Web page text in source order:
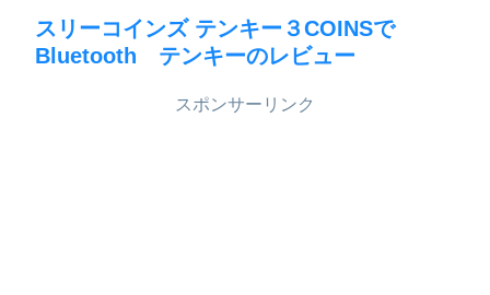
スリーコインズ テンキー３COINSで
Bluetooth テンキーのレビュー
スポンサーリンク